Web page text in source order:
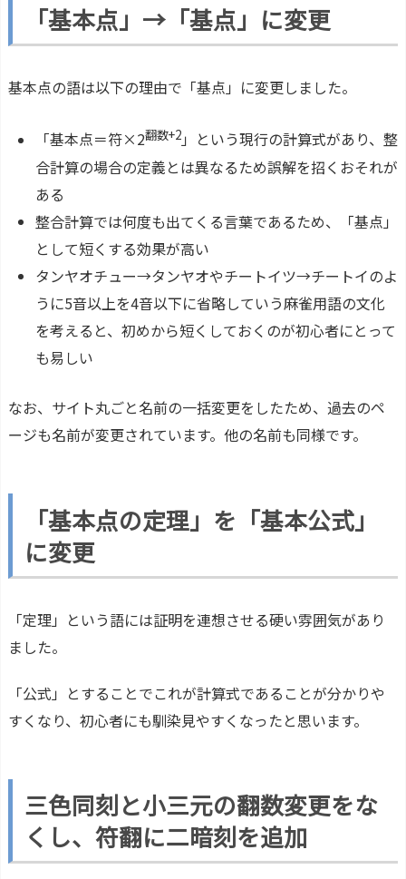
「基本点」→「基点」に変更
基本点の語は以下の理由で「基点」に変更しました。
「基本点＝符×2翻数+2 」という現行の計算式があり、整
合計算の場合の定義とは異なるため誤解を招くおそれが
ある
整合計算では何度も出てくる言葉であるため、「基点」
として短くする効果が高い
タンヤオチュー→タンヤオやチートイツ→チートイのよ
うに5音以上を4音以下に省略していう麻雀用語の文化
を考えると、初めから短くしておくのが初心者にとって
も易しい
なお、サイト丸ごと名前の一括変更をしたため、過去のペ
ージも名前が変更されています。他の名前も同様です。
「基本点の定理」を「基本公式」
に変更
「定理」という語には証明を連想させる硬い雰囲気があり
ました。
「公式」とすることでこれが計算式であることが分かりや
すくなり、初心者にも馴染見やすくなったと思います。
三色同刻と小三元の翻数変更をな
くし、符翻に二暗刻を追加